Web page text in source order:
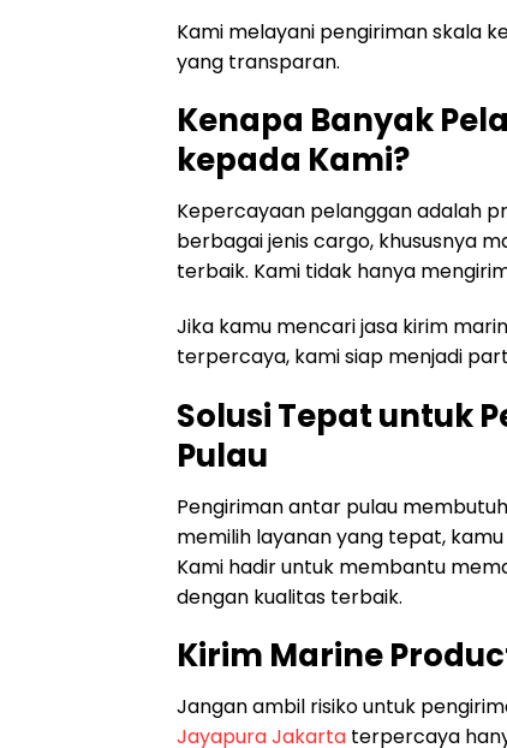
Kami melayani pengiriman skala
yang transparan.
Kenapa Banyak
kepada Kami?
Kepercayaan pelanggan adalah
berbagai jenis cargo, khususnya
terbaik. Kami tidak hanya
Jika kamu mencari jasa kirim
terpercaya, kami siap menjadi
Solusi Tepat untuk
Pulau
Pengiriman antar pulau
memilih layanan yang tepat,
Kami hadir untuk membantu
dengan kualitas terbaik.
Kirim Marine
Jangan ambil risiko untuk
Jayapura Jakarta terpercaya